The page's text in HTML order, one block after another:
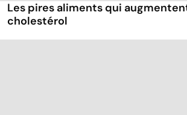
Les pires aliments qui
cholestérol